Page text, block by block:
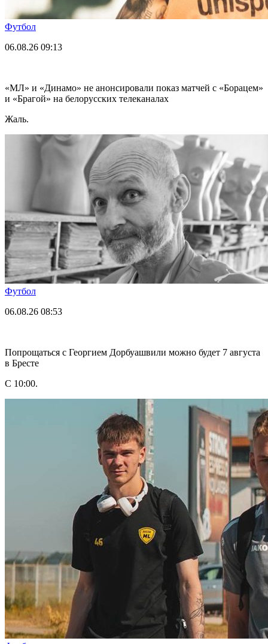
Футбол
06.08.26 09:13
«МЛ» и «Динамо» не анонсировали показ матчей с «Борацем»
и «Брагой» на белорусских телеканалах
Жаль.
Футбол
06.08.26 08:53
Попрощаться с Георгием Дорбуашвили можно будет 7 августа
в Бресте
С 10:00.